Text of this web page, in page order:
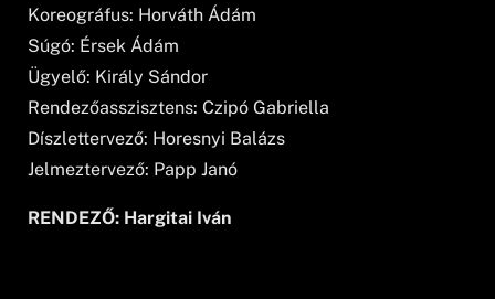
Koreográfus: Horváth Ádám
Súgó: Érsek Ádám
Ügyelő: Király Sándor
Rendezőasszisztens: Czipó Gabriella
Díszlettervező: Horesnyi Balázs
Jelmeztervező: Papp Janó
RENDEZŐ: Hargitai Iván